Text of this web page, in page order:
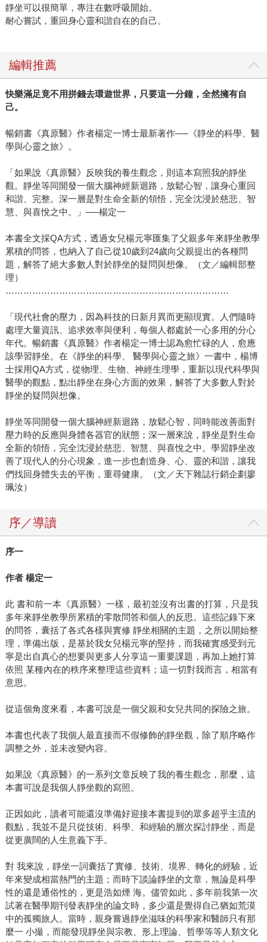
靜坐可以很簡單，專注在數呼吸開始。
耐心嘗試，重回身心靈和諧自在的自己。
編輯推薦
快樂滿足竟不用拼錢去環遊世界，只要這一分鐘，全然擁有自
己。
暢銷書《真原醫》作者楊定一博士最新著作──《靜坐的科學、醫
學與心靈之旅》。
「如果說《真原醫》反映我的養生觀念，則這本寫照我的靜坐
觀。靜坐等同開發一個大腦神經新迴路，放鬆心智，讓身心重回
和諧、完整。深一層是對生命全新的領悟，完全沈浸於慈悲、智
慧、與喜悅之中。」──楊定一
本書全文採QA方式，透過女兒楊元寧匯集了父親多年來靜坐教學
累積的問答，也納入了自己從10歲到24歲向父親提出的各種問
題，解答了絕大多數人對於靜坐的疑問與想像。（文／編輯部整
理）
…………………………………………………………………
「現代社會的壓力，因為科技的日新月異而更顯現實。人們隨時
處理大量資訊、追求效率與便利，每個人都處於一心多用的分心
年代。暢銷書《真原醫》作者楊定一博士認為愈忙碌的人，愈應
該學習靜坐。在《靜坐的科學、 醫學與心靈之旅》一書中，楊博
士採用QA方式，從物理、生物、神經生理學，重新以現代科學與
醫學的觀點，點出靜坐在身心方面的效果，解答了大多數人對於
靜坐的疑問與想像。
靜坐等同開發一個大腦神經新迴路，放鬆心智，同時能改善面對
壓力時的反應與身體各器官的狀態；深一層來說，靜坐是對生命
全新的領悟，完全沈浸於慈悲、智慧、與喜悅之中。學習靜坐改
善了現代人的分心現象，進一步也創造身、心、靈的和諧，讓我
們找回身體失去的平衡，重尋健康。（文／天下雜誌行銷企劃廖
珮汝）
序／導讀
序一
作者 楊定一
此 書和前一本《真原醫》一樣，最初並沒有出書的打算，只是我
多年來靜坐教學所累積的零散問答和個人的反思。這些記錄下來
的問答，囊括了各式各樣與實修 靜坐相關的主題，之所以開始整
理，準備出版，是基於我女兒楊元寧的堅持，而我確實感受到元
寧是出自真心的想要與更多人分享這一重要課題，再加上她打算
依照 某種內在的秩序來整理這些資料；這一切對我而言，相當有
意思。
從這個角度來看，本書可說是一個父親和女兒共同的探險之旅。
本書也代表了我個人最直接而不假修飾的靜坐觀，除了順序略作
調整之外，並未改變內容。
如果說《真原醫》的一系列文章反映了我的養生觀念，那麼，這
本書可說是我個人靜坐觀的寫照。
正因如此，讀者可能還沒準備好迎接本書提到的眾多超乎主流的
觀點，我並不是只從技術、科學、和經驗的層次探討靜坐，而是
從更廣闊的人生意義下手。
對 我來說，靜坐一詞囊括了實修、技術、境界、轉化的經驗，近
年來變成相當熱門的主題；而時下談論靜坐的文章，無論是科學
性的還是通俗性的，更是浩如煙 海。儘管如此，多年前我第一次
試著在醫學期刊發表靜坐的論文時，多少還是覺得自己猶如荒漠
中的孤獨旅人。當時，親身嘗過靜坐滋味的科學家和醫師只有那
麼一 小撮，而能發現靜坐與宗教、形上理論、哲學等等人類文化